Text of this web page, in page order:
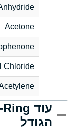
Acetone
Chloride
Acid
הגודל